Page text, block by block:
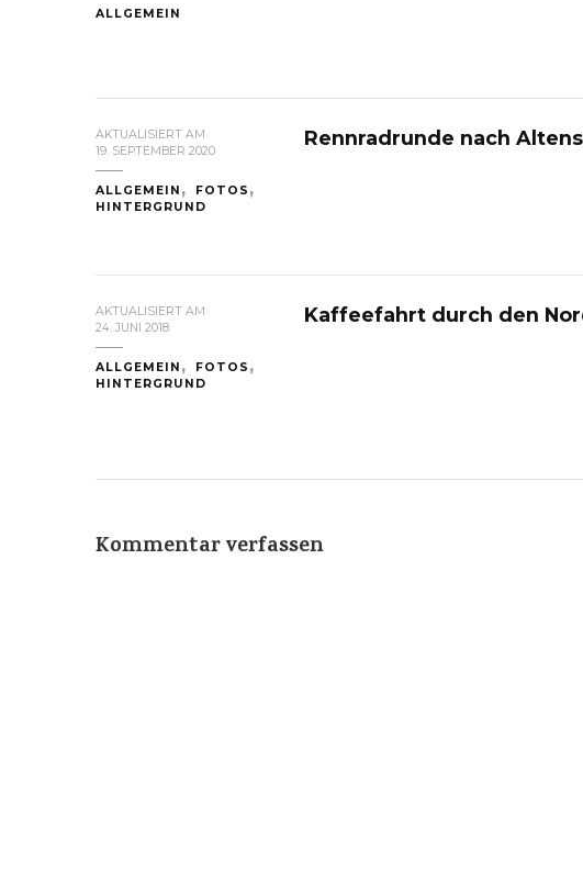
ALLGEMEIN
AKTUALISIERT AM
19. SEPTEMBER 2020
ALLGEMEIN
FOTOS
HINTERGRUND
Rennradrunde nach
AKTUALISIERT AM
24. JUNI 2018
ALLGEMEIN
FOTOS
HINTERGRUND
Kaffeefahrt durch den
Kommentar verfassen